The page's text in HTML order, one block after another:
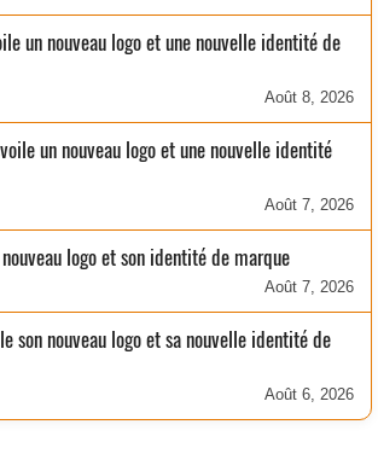
un nouveau logo et une nouvelle identité de
Août 8, 2026
un nouveau logo et une nouvelle identité
Août 7, 2026
logo et son identité de marque
Août 7, 2026
son nouveau logo et sa nouvelle identité de
Août 6, 2026